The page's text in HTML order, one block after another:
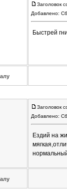
Заголовок
Добавлено:
Быстрей
Заголовок
Добавлено:
Ездий на